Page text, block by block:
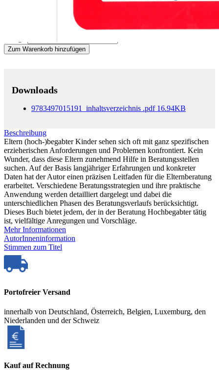
Zum Warenkorb hinzufügen
Downloads
9783497015191_inhaltsverzeichnis .pdf 16.94KB
Beschreibung
Eltern (hoch-)begabter Kinder sehen sich oft mit ganz spezifischen
erzieherischen Anforderungen und Problemen konfrontiert. Kein
Wunder, dass diese Eltern zunehmend Hilfe in Beratungsstellen
suchen. Auf der Basis langjähriger Erfahrungen und konkreter
Daten hat der Autor einen präzisen Leitfaden für die Elternberatung
erarbeitet. Verschiedene Beratungsstrategien und ihre praktische
Anwendung werden detailliert dargelegt und dabei die
unterschiedlichen Phasen des Beratungsverlaufs berücksichtigt.
Dieses Buch bietet jedem, der in der Beratung Hochbegabter tätig
ist, vielfältige Anregungen und Vorschläge.
Mehr Informationen
AutorInneninformation
Stimmen zum Titel
Portofreier Versand
innerhalb von Deutschland, Österreich, Belgien, Luxemburg, den
Niederlanden und der Schweiz
Kauf auf Rechnung